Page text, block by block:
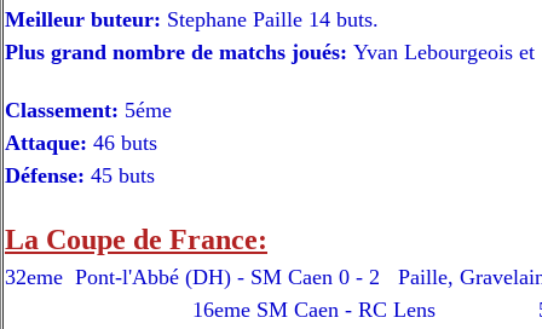
Meilleur buteur: Stephane Paille 14 buts.
Plus grand nombre de matchs joués: Yvan Lebourgeois
Classement: 5éme
Attaque: 46 buts
Défense: 45 buts
La Coupe de France:
32eme Pont-l'Abbé (DH) - SM Caen 0 - 2 Paille,
16eme SM Caen - RC Lens 5 - 4